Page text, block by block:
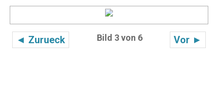
◄ Zurueck Vor ►
Bild 3 von 6